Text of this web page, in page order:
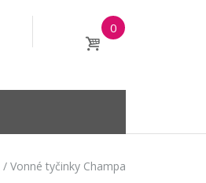
0
/ Vonné tyčinky Champa